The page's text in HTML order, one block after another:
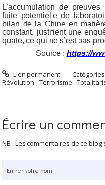
L’ac­cu­mu­la­tion de
fuite poten­tielle de
bilan de la Chine en
constant, jus­ti­fient une
quate, ce qui ne s’est pas
Source : https://
Lien permanent
Révolution - Terrorisme -
Écrire un
NB : Les commentaires de ce blog